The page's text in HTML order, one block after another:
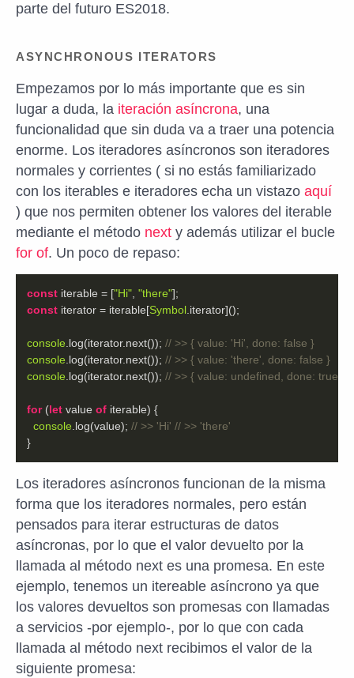
parte del futuro ES2018.
ASYNCHRONOUS ITERATORS
Empezamos por lo más importante que es sin
lugar a duda, la iteración asíncrona, una
funcionalidad que sin duda va a traer una potencia
enorme. Los iteradores asíncronos son iteradores
normales y corrientes ( si no estás familiarizado
con los iterables e iteradores echa un vistazo aquí
) que nos permiten obtener los valores del iterable
mediante el método next y además utilizar el bucle
for of. Un poco de repaso:
const iterable = ["Hi" "there"
const iterator = iterable[Symbol
console .log(iterator.next()); // >> { value: 'Hi', done: false }
console .log(iterator.next()); // >> { value: 'there', done: false }
console .log(iterator.next()); // >> { value: undefined, done: true }
for (let value of
console .log(value); // >> 'Hi' // >> 'there'
}
Los iteradores asíncronos funcionan de la misma
forma que los iteradores normales, pero están
pensados para iterar estructuras de datos
asíncronas, por lo que el valor devuelto por la
llamada al método next es una promesa. En este
ejemplo, tenemos un itereable asíncrono ya que
los valores devueltos son promesas con llamadas
a servicios -por ejemplo-, por lo que con cada
llamada al método next recibimos el valor de la
siguiente promesa: